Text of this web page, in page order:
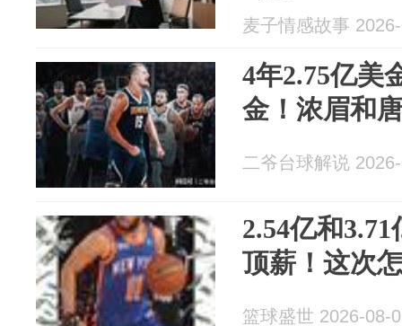
麦子情感故事
4年2.75亿美
金！浓眉和
二爷台球解说
2.54亿和
顶薪！这次
篮球盛世 2026-08-